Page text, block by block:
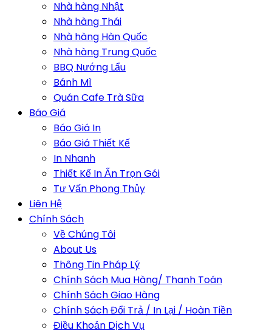
Nhà hàng Nhật
Nhà hàng Thái
Nhà hàng Hàn Quốc
Nhà hàng Trung Quốc
BBQ Nướng Lẩu
Bánh Mì
Quán Cafe Trà Sữa
Báo Giá
Báo Giá In
Báo Giá Thiết Kế
In Nhanh
Thiết Kế In Ấn Trọn Gói
Tư Vấn Phong Thủy
Liên Hệ
Chính Sách
Về Chúng Tôi
About Us
Thông Tin Pháp Lý
Chính Sách Mua Hàng/ Thanh Toán
Chính Sách Giao Hàng
Chính Sách Đổi Trả / In Lại / Hoàn Tiền
Điều Khoản Dịch Vụ